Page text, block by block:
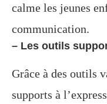
calme les jeunes
communication.
– Les outils
Grâce à des outils
supports à